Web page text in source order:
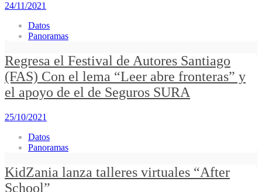
24/11/2021
Datos
Panoramas
Regresa el Festival de Autores Santiago
(FAS) Con el lema “Leer abre fronteras” y
el apoyo de el de Seguros SURA
25/10/2021
Datos
Panoramas
KidZania lanza talleres virtuales “After
School”